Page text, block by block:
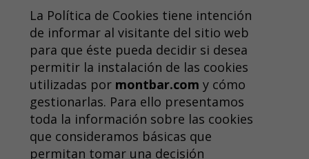
La Política de Cookies tiene intención
de informar al visitante del sitio web
para que éste pueda decidir si desea
permitir la instalación de las cookies
utilizadas por montbar.com y cómo
gestionarlas. Para ello presentamos
toda la información sobre las cookies
que consideramos básicas que
permitan tomar una decisión